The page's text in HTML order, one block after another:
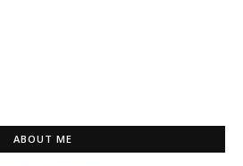
ABOUT ME